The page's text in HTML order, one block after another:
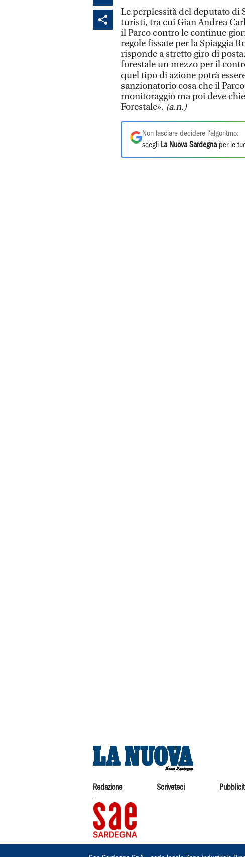
Le perplessità del deputato di
turisti, tra cui Gian Andrea
il Parco contro le continue
regole fissate per la Spiaggia
risponde a stretto giro di
forestale un mezzo per il
quel tipo di azione potrà
sanzionatorio cosa che il
monitoraggio ma poi deve
Forestale». (a.n.)
Non lasciare decidere l'algoritmo:
scegli La Nuova Sardegna per le
Redazione Scriveteci